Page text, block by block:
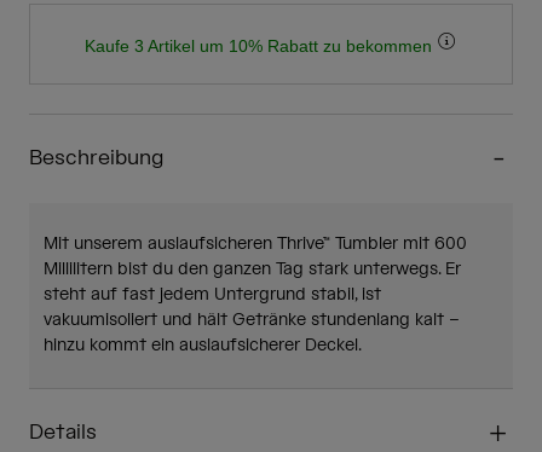
Kaufe 3 Artikel um 10% Rabatt zu bekommen
Beschreibung
Mit unserem auslaufsicheren Thrive™ Tumbler mit 600
Millilitern bist du den ganzen Tag stark unterwegs. Er
steht auf fast jedem Untergrund stabil, ist
vakuumisoliert und hält Getränke stundenlang kalt –
hinzu kommt ein auslaufsicherer Deckel.
Details